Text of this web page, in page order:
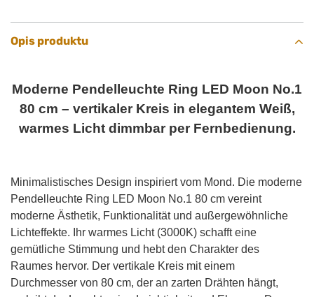
Opis produktu
Moderne Pendelleuchte Ring LED Moon No.1
80 cm – vertikaler Kreis in elegantem Weiß,
warmes Licht dimmbar per Fernbedienung.
Minimalistisches Design inspiriert vom Mond. Die moderne
Pendelleuchte Ring LED Moon No.1 80 cm vereint
moderne Ästhetik, Funktionalität und außergewöhnliche
Lichteffekte. Ihr warmes Licht (3000K) schafft eine
gemütliche Stimmung und hebt den Charakter des
Raumes hervor. Der vertikale Kreis mit einem
Durchmesser von 80 cm, der an zarten Drähten hängt,